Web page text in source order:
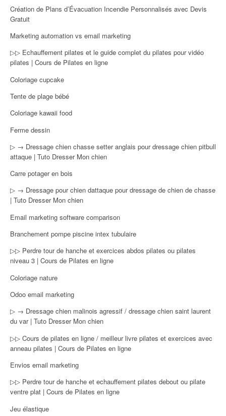
Création de Plans d’Évacuation Incendie Personnalisés avec Devis
Gratuit
Marketing automation vs email marketing
▷▷ Echauffement pilates et le guide complet du pilates pour vidéo
pilates | Cours de Pilates en ligne
Coloriage cupcake
Tente de plage bébé
Coloriage kawaii food
Ferme dessin
▷ → Dressage chien chasse setter anglais pour dressage chien pitbull
attaque | Tuto Dresser Mon chien
Carre potager en bois
▷ → Dressage pour chien dattaque pour dressage de chien de chasse
| Tuto Dresser Mon chien
Email marketing software comparison
Branchement pompe piscine intex tubulaire
▷▷ Perdre tour de hanche et exercices abdos pilates ou pilates
niveau 3 | Cours de Pilates en ligne
Coloriage nature
Odoo email marketing
▷ → Dressage chien malinois agressif / dressage chien saint laurent
du var | Tuto Dresser Mon chien
▷▷ Cours de pilates en ligne / meilleur livre pilates et exercices avec
anneau pilates | Cours de Pilates en ligne
Envios email marketing
▷▷ Perdre tour de hanche et echauffement pilates debout ou pilate
ventre plat | Cours de Pilates en ligne
Jeu élastique